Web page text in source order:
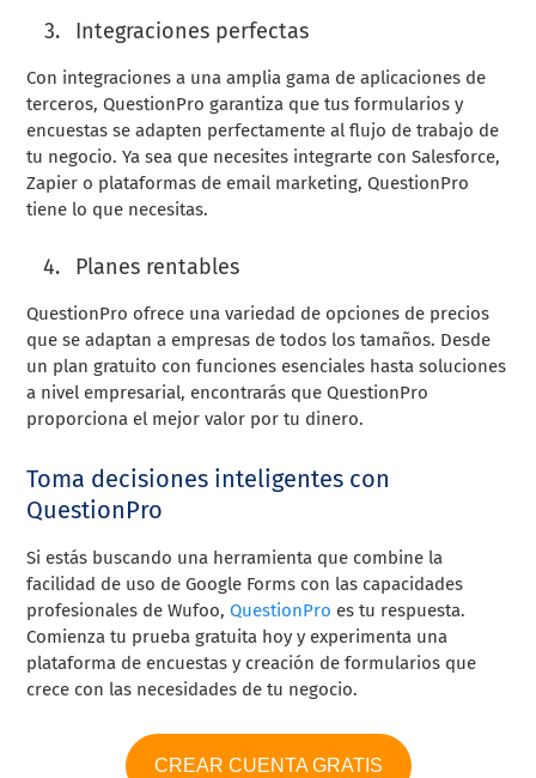
Integraciones perfectas
Con integraciones a una amplia gama de aplicaciones de
terceros, QuestionPro garantiza que tus formularios y
encuestas se adapten perfectamente al flujo de trabajo de
tu negocio. Ya sea que necesites integrarte con Salesforce,
Zapier o plataformas de email marketing, QuestionPro
tiene lo que necesitas.
Planes rentables
QuestionPro ofrece una variedad de opciones de precios
que se adaptan a empresas de todos los tamaños. Desde
un plan gratuito con funciones esenciales hasta soluciones
a nivel empresarial, encontrarás que QuestionPro
proporciona el mejor valor por tu dinero.
Toma decisiones inteligentes con
QuestionPro
Si estás buscando una herramienta que combine la
facilidad de uso de Google Forms con las capacidades
profesionales de Wufoo,QuestionPro es tu respuesta.
Comienza tu prueba gratuita hoy y experimenta una
plataforma de encuestas y creación de formularios que
crece con las necesidades de tu negocio.
CREAR CUENTA GRATIS